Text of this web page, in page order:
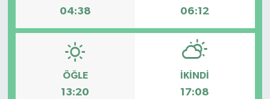
04:38 06:12
ÖĞLE
13:20
İKINDI
17:08